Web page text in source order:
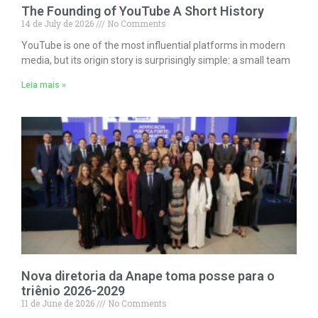
The Founding of YouTube A Short History
14 de July de 2026
No Comments
YouTube is one of the most influential platforms in modern
media, but its origin story is surprisingly simple: a small team
Leia mais »
Nova diretoria da Anape toma posse para o
triênio 2026-2029
11 de June de 2026
No Comments